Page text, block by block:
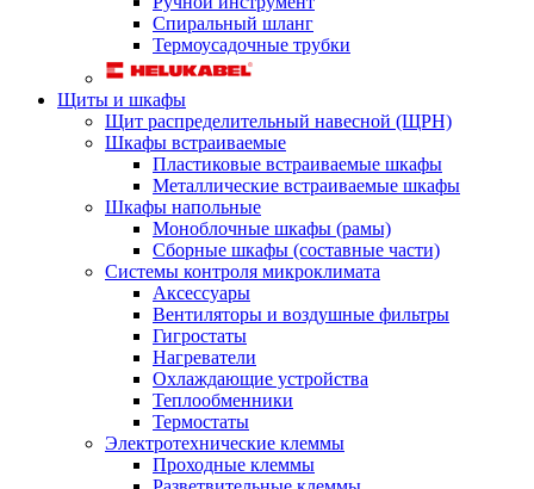
Спиральный шланг
Термоусадочные трубки
Щиты и шкафы
Щит распределительный навесной (ЩРН)
Шкафы встраиваемые
Пластиковые встраиваемые шкафы
Металлические встраиваемые шкафы
Шкафы напольные
Моноблочные шкафы (рамы)
Сборные шкафы (составные части)
Системы контроля микроклимата
Аксессуары
Вентиляторы и воздушные фильтры
Гигростаты
Нагреватели
Охлаждающие устройства
Теплообменники
Термостаты
Электротехнические клеммы
Проходные клеммы